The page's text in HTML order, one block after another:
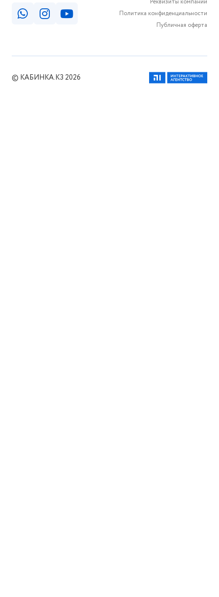
Политика конфиденциальности
Публичная оферта
© КАБИНКА.КЗ 2026